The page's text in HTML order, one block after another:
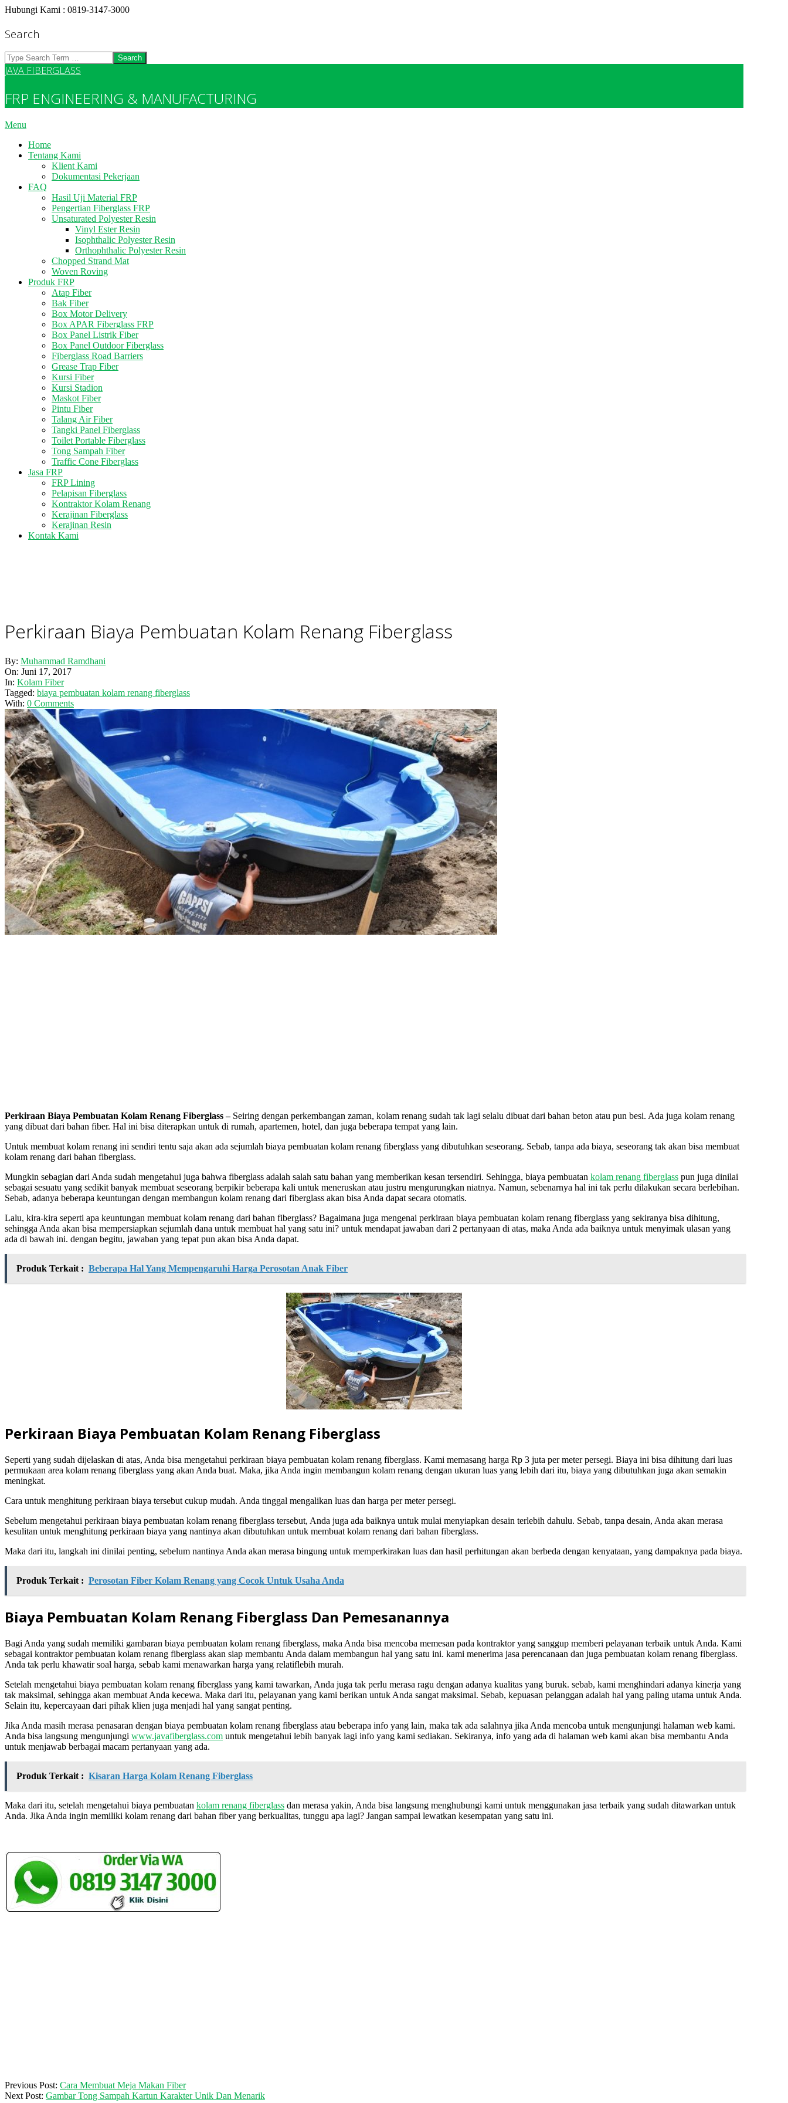
Skip
content
Hubungi Kami : 0819-3147-3000
Search
Search
JAVA FIBERGLASS
FRP ENGINEERING & MANUFACTURING
Primary
Menu
Menu
Home
Tentang Kami
Klient Kami
Dokumentasi Pekerjaan
FAQ
Hasil Uji Material FRP
Pengertian Fiberglass FRP
Unsaturated Polyester Resin
Vinyl Ester Resin
Isophthalic Polyester Resin
Orthophthalic Polyester Resin
Chopped Strand Mat
Woven Roving
Produk FRP
Atap Fiber
Bak Fiber
Box Motor Delivery
Box APAR Fiberglass FRP
Box Panel Listrik Fiber
Box Panel Outdoor Fiberglass
Fiberglass Road Barriers
Grease Trap Fiber
Kursi Fiber
Kursi Stadion
Maskot Fiber
Pintu Fiber
Talang Air Fiber
Tangki Panel Fiberglass
Toilet Portable Fiberglass
Tong Sampah Fiber
Traffic Cone Fiberglass
Jasa FRP
FRP Lining
Pelapisan Fiberglass
Kontraktor Kolam Renang
Kerajinan Fiberglass
Kerajinan Resin
Kontak Kami
Perkiraan Biaya Pembuatan Kolam Renang Fiberglass
By: Muhammad Ramdhani
On: Juni 17, 2017
In: Kolam Fiber
Tagged: biaya pembuatan kolam renang fiberglass
With: 0 Comments
Perkiraan Biaya Pembuatan Kolam Renang Fiberglass – Seiring dengan perkembangan zaman, kolam renang sudah tak lagi selalu dibuat dari bahan beton atau pun besi. Ada juga kolam renang
yang dibuat dari bahan fiber. Hal ini bisa diterapkan untuk di rumah, apartemen, hotel, dan juga beberapa tempat yang lain.
Untuk membuat kolam renang ini sendiri tentu saja akan ada sejumlah biaya pembuatan kolam renang fiberglass yang dibutuhkan seseorang. Sebab, tanpa ada biaya, seseorang tak akan bisa membuat
kolam renang dari bahan fiberglass.
Mungkin sebagian dari Anda sudah mengetahui juga bahwa fiberglass adalah salah satu bahan yang memberikan kesan tersendiri. Sehingga, biaya pembuatan kolam renang fiberglass pun juga dinilai
sebagai sesuatu yang sedikit banyak membuat seseorang berpikir beberapa kali untuk meneruskan atau justru mengurungkan niatnya. Namun, sebenarnya hal ini tak perlu dilakukan secara berlebihan.
Sebab, adanya beberapa keuntungan dengan membangun kolam renang dari fiberglass akan bisa Anda dapat secara otomatis.
Lalu, kira-kira seperti apa keuntungan membuat kolam renang dari bahan fiberglass? Bagaimana juga mengenai perkiraan biaya pembuatan kolam renang fiberglass yang sekiranya bisa dihitung,
sehingga Anda akan bisa mempersiapkan sejumlah dana untuk membuat hal yang satu ini? untuk mendapat jawaban dari 2 pertanyaan di atas, maka Anda ada baiknya untuk menyimak ulasan yang
ada di bawah ini. dengan begitu, jawaban yang tepat pun akan bisa Anda dapat.
Produk Terkait : Beberapa Hal Yang Mempengaruhi Harga Perosotan Anak Fiber
Perkiraan Biaya Pembuatan Kolam Renang Fiberglass
Seperti yang sudah dijelaskan di atas, Anda bisa mengetahui perkiraan biaya pembuatan kolam renang fiberglass. Kami memasang harga Rp 3 juta per meter persegi. Biaya ini bisa dihitung dari luas
permukaan area kolam renang fiberglass yang akan Anda buat. Maka, jika Anda ingin membangun kolam renang dengan ukuran luas yang lebih dari itu, biaya yang dibutuhkan juga akan semakin
meningkat.
Cara untuk menghitung perkiraan biaya tersebut cukup mudah. Anda tinggal mengalikan luas dan harga per meter persegi.
Sebelum mengetahui perkiraan biaya pembuatan kolam renang fiberglass tersebut, Anda juga ada baiknya untuk mulai menyiapkan desain terlebih dahulu. Sebab, tanpa desain, Anda akan merasa
kesulitan untuk menghitung perkiraan biaya yang nantinya akan dibutuhkan untuk membuat kolam renang dari bahan fiberglass.
Maka dari itu, langkah ini dinilai penting, sebelum nantinya Anda akan merasa bingung untuk memperkirakan luas dan hasil perhitungan akan berbeda dengan kenyataan, yang dampaknya pada biaya.
Produk Terkait : Perosotan Fiber Kolam Renang yang Cocok Untuk Usaha Anda
Biaya Pembuatan Kolam Renang Fiberglass Dan Pemesanannya
Bagi Anda yang sudah memiliki gambaran biaya pembuatan kolam renang fiberglass, maka Anda bisa mencoba memesan pada kontraktor yang sanggup memberi pelayanan terbaik untuk Anda. Kami
sebagai kontraktor pembuatan kolam renang fiberglass akan siap membantu Anda dalam membangun hal yang satu ini. kami menerima jasa perencanaan dan juga pembuatan kolam renang fiberglass.
Anda tak perlu khawatir soal harga, sebab kami menawarkan harga yang relatiflebih murah.
Setelah mengetahui biaya pembuatan kolam renang fiberglass yang kami tawarkan, Anda juga tak perlu merasa ragu dengan adanya kualitas yang buruk. sebab, kami menghindari adanya kinerja yang
tak maksimal, sehingga akan membuat Anda kecewa. Maka dari itu, pelayanan yang kami berikan untuk Anda sangat maksimal. Sebab, kepuasan pelanggan adalah hal yang paling utama untuk Anda.
Selain itu, kepercayaan dari pihak klien juga menjadi hal yang sangat penting.
Jika Anda masih merasa penasaran dengan biaya pembuatan kolam renang fiberglass atau beberapa info yang lain, maka tak ada salahnya jika Anda mencoba untuk mengunjungi halaman web kami.
Anda bisa langsung mengunjungi www.javafiberglass.com untuk mengetahui lebih banyak lagi info yang kami sediakan. Sekiranya, info yang ada di halaman web kami akan bisa membantu Anda
untuk menjawab berbagai macam pertanyaan yang ada.
Produk Terkait : Kisaran Harga Kolam Renang Fiberglass
Maka dari itu, setelah mengetahui biaya pembuatan kolam renang fiberglass dan merasa yakin, Anda bisa langsung menghubungi kami untuk menggunakan jasa terbaik yang sudah ditawarkan untuk
Anda. Jika Anda ingin memiliki kolam renang dari bahan fiber yang berkualitas, tunggu apa lagi? Jangan sampai lewatkan kesempatan yang satu ini.
2017-
06-
Previous Post: Cara Membuat Meja Makan Fiber
Next Post: Gambar Tong Sampah Kartun Karakter Unik Dan Menarik